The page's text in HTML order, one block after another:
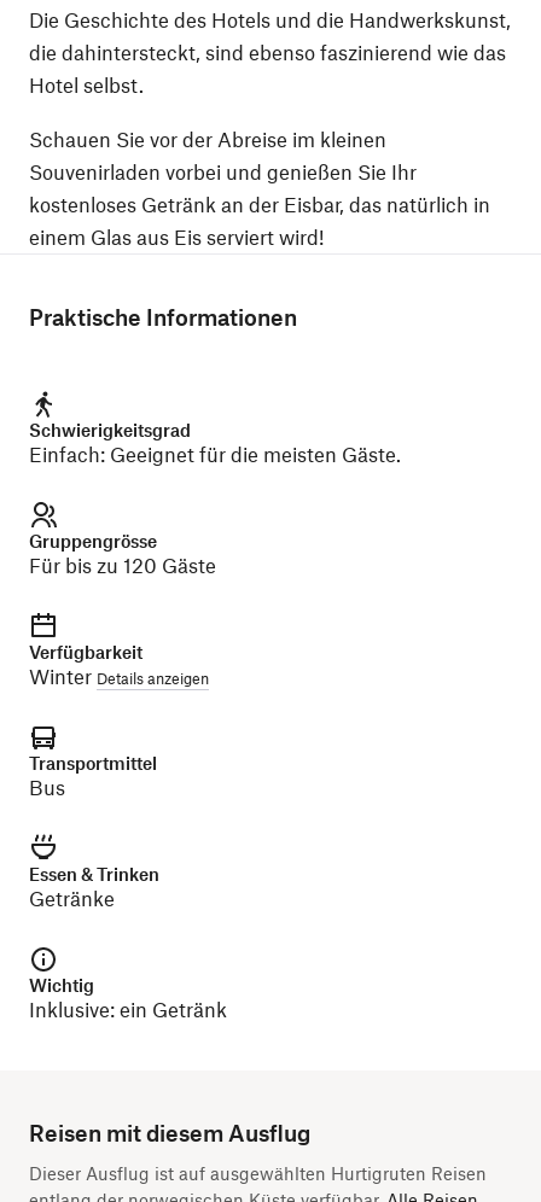
Die Geschichte des Hotels und die Handwerkskunst,
die dahintersteckt, sind ebenso faszinierend wie das
Hotel selbst.
Schauen Sie vor der Abreise im kleinen
Souvenirladen vorbei und genießen Sie Ihr
kostenloses Getränk an der Eisbar, das natürlich in
einem Glas aus Eis serviert wird!
Praktische Informationen
Schwierigkeitsgrad
Einfach: Geeignet für die meisten Gäste.
Gruppengrösse
Für bis zu 120 Gäste
Verfügbarkeit
Winter Details anzeigen
Transportmittel
Bus
Essen & Trinken
Getränke
Wichtig
Inklusive: ein Getränk
Reisen mit diesem Ausflug
Dieser Ausflug ist auf ausgewählten Hurtigruten Reisen